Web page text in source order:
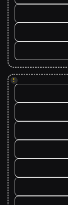
!